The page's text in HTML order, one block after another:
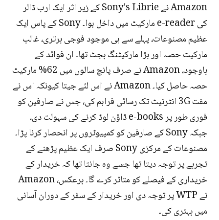
Amazon نے Sony's Librie کے زیر اثر ایک ارب ڈالر
کی e-reader مارکیٹ میں داخل ہوا۔ Sony کے پاس ایک
عظیم مصنوعات، پہلے سے ہی موجود فوجی برتری، غالب
مارکیٹ حصہ اور بڑا مارکیٹنگ بجٹ تھا۔ ان فوائد کے
باوجود، Amazon نے صرف پانچ سالوں میں 62% مارکیٹ
حصہ حاصل کیا۔ Amazon نے اس لئے جیتا کیونکہ اس نے
مفت 3G انٹرنیٹ تک رسائی فراہم کی، جس نے صارفین کو
فوری طور پر e-books ڈاؤن لوڈ کرنے کی سہولت دی،
جبکہ Sony کے صارفین کو کمپیوٹروں پر انحصار کرنا پڑا۔
مصنوعات کے مرکزی Sony صرف ایک عظیم پڑھنے کے
تجربے پر توجہ دیتا تھا جسے وہ جانتا تھا کہ خریدار کے
خریداری کے فیصلے کو متاثر کرے گا۔ برعکس، Amazon
نے WTP پر توجہ دی اور خریدار کے سفر کے دوران آسانی
میں بہتری کی۔